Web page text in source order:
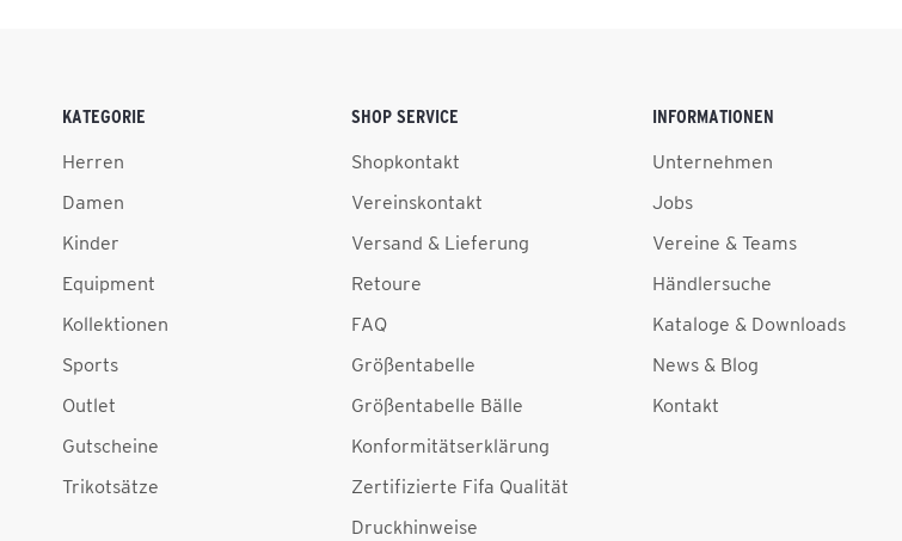
KATEGORIE
Herren
Damen
Kinder
Equipment
Kollektionen
Sports
Outlet
Gutscheine
Trikotsätze
SHOP SERVICE
Shopkontakt
Vereinskontakt
Versand & Lieferung
Retoure
FAQ
Größentabelle
Größentabelle Bälle
Konformitätserklärung
Zertifizierte Fifa Qualität
Druckhinweise
INFORMATIONEN
Unternehmen
Jobs
Vereine & Teams
Händlersuche
Kataloge & Downloads
News & Blog
Kontakt